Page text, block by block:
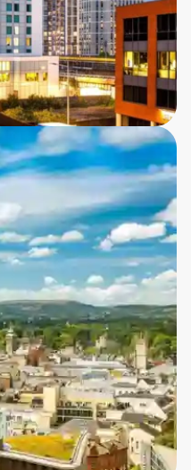
Cardiff
hoteller med
hovedstadens
beliggenhed
meter til St. David’s 2
er hyggelige